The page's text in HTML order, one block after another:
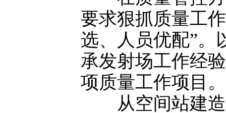
要求狠抓质量工
选、人员优配”。
承发射场工作经
项质量工作项目。
从空间站建造